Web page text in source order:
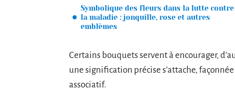
Symbolique des fleurs dans la lutte contre
la maladie : jonquille, rose et autres
emblèmes
Certains bouquets servent à encourager,
une signification précise s’attache,
associatif.